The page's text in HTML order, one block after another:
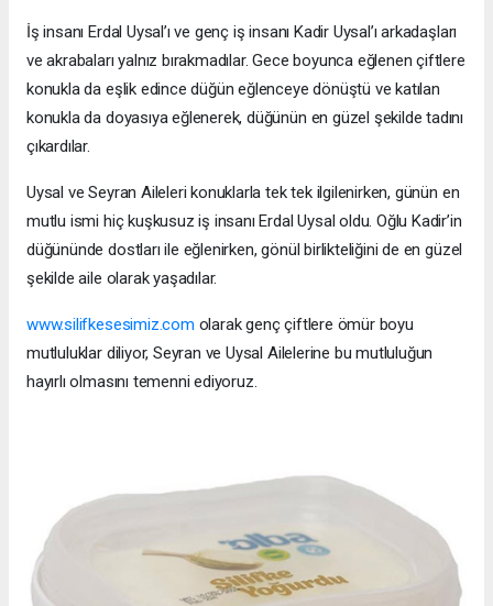
İş insanı Erdal Uysal’ı ve genç iş insanı Kadir Uysal’ı arkadaşları
ve akrabaları yalnız bırakmadılar. Gece boyunca eğlenen çiftlere
konukla da eşlik edince düğün eğlenceye dönüştü ve katılan
konukla da doyasıya eğlenerek, düğünün en güzel şekilde tadını
çıkardılar.
Uysal ve Seyran Aileleri konuklarla tek tek ilgilenirken, günün en
mutlu ismi hiç kuşkusuz iş insanı Erdal Uysal oldu. Oğlu Kadir’in
düğününde dostları ile eğlenirken, gönül birlikteliğini de en güzel
şekilde aile olarak yaşadılar.
www.silifkesesimiz.com olarak genç çiftlere ömür boyu
mutluluklar diliyor, Seyran ve Uysal Ailelerine bu mutluluğun
hayırlı olmasını temenni ediyoruz.